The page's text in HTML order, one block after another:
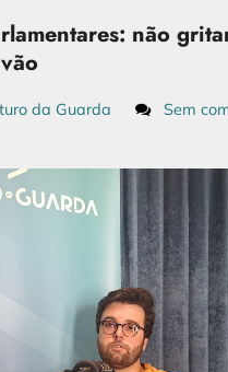
não
da Guarda Sem